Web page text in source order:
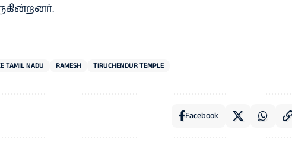
TAMIL NADU RAMESH TIRUCHENDUR TEMPLE
Facebook